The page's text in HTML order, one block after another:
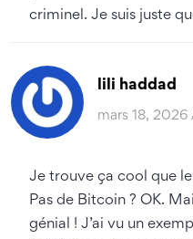
criminel. Je suis juste
lili haddad
mars 18, 2026
Je trouve ça cool que
Pas de Bitcoin ? OK.
génial ! J’ai vu un